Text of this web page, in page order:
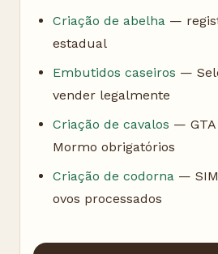
Criação de abelha —
estadual
Embutidos caseiros —
vender legalmente
Criação de cavalos — GTA
Mormo obrigatórios
Criação de codorna —
ovos processados